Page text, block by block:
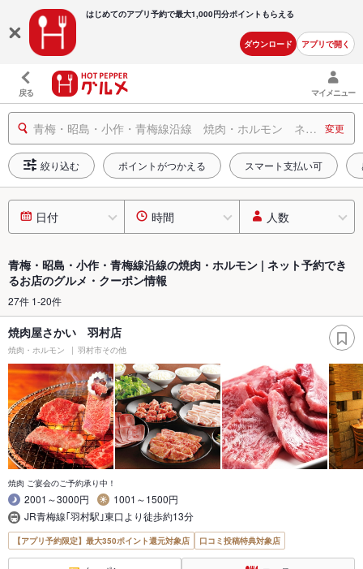
はじめてのアプリ予約で最大1,000円分ポイントもらえる
ダウンロード アプリで開く
戻る マイメニュー
青梅・昭島・小作・青梅線沿線 焼肉・ホルモン ネット予約できるお店 変更
絞り込む ポイントがつかえる スマート支払い可
日付 時間 人数
青梅・昭島・小作・青梅線沿線の焼肉・ホルモン | ネット予約でき
るお店のグルメ・クーポン情報
27件 1-20件
焼肉屋さかい 羽村店
焼肉・ホルモン 羽村市その他
焼肉 ご宴会のご予約承り中！
2001～3000円
1001～1500円
JR青梅線｢羽村駅｣東口より徒歩約13分
【アプリ予約限定】最大350ポイント還元対象店 口コミ投稿特典対象店